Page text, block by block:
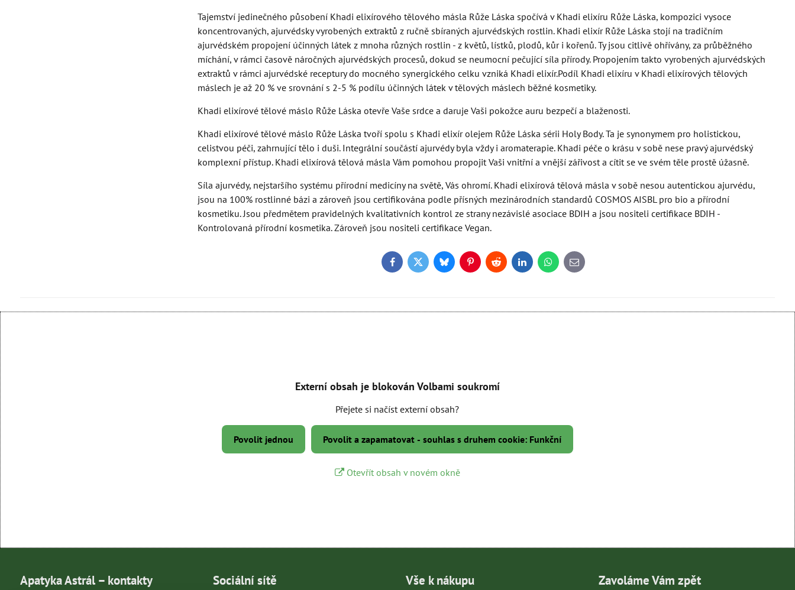
Tajemství jedinečného působení Khadi elixírového tělového másla Růže Láska spočívá v Khadi elixíru Růže Láska, kompozici vysoce
koncentrovaných, ajurvédsky vyrobených extraktů z ručně sbíraných ajurvédských rostlin. Khadi elixír Růže Láska stojí na tradičním
ajurvédském propojení účinných látek z mnoha různých rostlin - z květů, lístků, plodů, kůr i kořenů. Ty jsou citlivě ohřívány, za průběžného
míchání, v rámci časově náročných ajurvédských procesů, dokud se neumocní pečující síla přírody. Propojením takto vyrobených ajurvédských
extraktů v rámci ajurvédské receptury do mocného synergického celku vzniká Khadi elixír.Podíl Khadi elixíru v Khadi elixírových tělových
máslech je až 20 % ve srovnání s 2-5 % podílu účinných látek v tělových máslech běžné kosmetiky.
Khadi elixírové tělové máslo Růže Láska otevře Vaše srdce a daruje Vaši pokožce auru bezpečí a blaženosti.
Khadi elixírové tělové máslo Růže Láska tvoří spolu s Khadi elixír olejem Růže Láska sérii Holy Body. Ta je synonymem pro holistickou,
celistvou péči, zahrnující tělo i duši. Integrální součástí ajurvédy byla vždy i aromaterapie. Khadi péče o krásu v sobě nese pravý ajurvédský
komplexní přístup. Khadi elixírová tělová másla Vám pomohou propojit Vaši vnitřní a vnější zářivost a cítit se ve svém těle prostě úžasně.
Síla ajurvédy, nejstaršího systému přírodní medicíny na světě, Vás ohromí. Khadi elixírová tělová másla v sobě nesou autentickou ajurvédu,
jsou na 100% rostlinné bázi a zároveň jsou certifikována podle přísných mezinárodních standardů COSMOS AISBL pro bio a přírodní
kosmetiku. Jsou předmětem pravidelných kvalitativních kontrol ze strany nezávislé asociace BDIH a jsou nositeli certifikace BDIH -
Kontrolovaná přírodní kosmetika. Zároveň jsou nositeli certifikace Vegan.
FacebookTwitterBlueskyPinterestRedditLinkedInWhatsApp
E-
mail
Externí obsah je blokován Volbami soukromí
Přejete si načíst externí obsah?
Povolit jednou Povolit a zapamatovat - souhlas s druhem cookie: Funkční
Otevřít obsah v novém okně
Apatyka Astrál – kontakty Sociální sítě Vše k nákupu Zavoláme Vám zpět